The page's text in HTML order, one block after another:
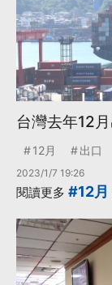
台灣去年12
12月 出口
2023/1/7 19:26
閱讀更多 #12月